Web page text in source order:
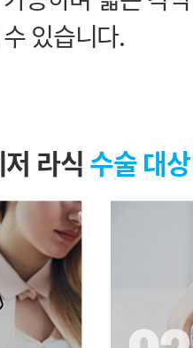
있습니다.
라식 수술 대상